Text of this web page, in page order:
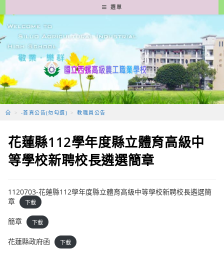
轉
至
要
容
選單
> -首頁公告(勿勾選) > 教職員公告
花蓮縣112學年度縣立體育高級中
等學校新聘校長遴選簡章
1120703-花蓮縣112學年度縣立體育高級中等學校新聘校長遴選簡
章
下載
簡章 下載
花蓮縣政府函 下載